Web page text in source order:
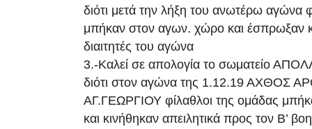
διότι μετά την λήξη του ανωτέρω αγώνα
μπήκαν στον αγων. χώρο και έσπρωξαν
διαιτητές του αγώνα
3.-Καλεί σε απολογία το σωματείο
διότι στον αγώνα της 1.12.19
ΑΓ.ΓΕΩΡΓΙΟΥ φίλαθλοι της ομάδας
και κινήθηκαν απειλητικά προς τον Β’